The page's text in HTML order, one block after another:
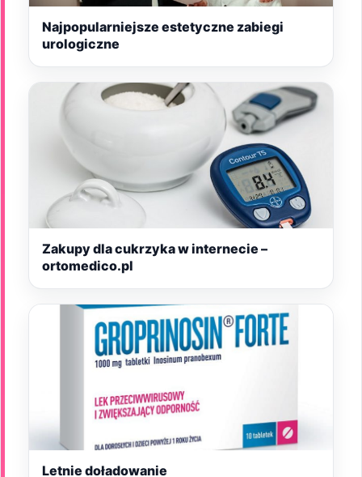
Najpopularniejsze estetyczne zabiegi
urologiczne
Zakupy dla cukrzyka w internecie –
ortomedico.pl
Letnie doładowanie